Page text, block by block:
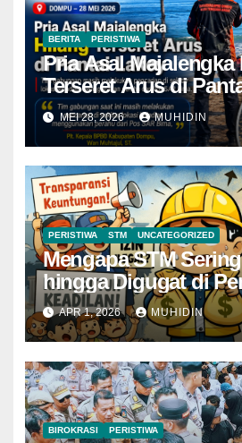
BERITA PERISTIWA
Pria Asal Majalengka
Terseret Arus di
MEI 28, 2026 MUHIDIN
PERISTIWA STM UNCATEGORIZED
Mengapa STM
hingga Digugat di
APR 1, 2026 MUHIDIN
BIROKRASI PERISTIWA